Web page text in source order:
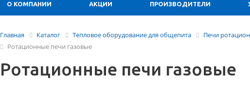
О КОМПАНИИ АКЦИИ ПРОИЗВОДИТЕЛИ
Главная Каталог Тепловое оборудование для общепита
Печи
Ротационные печи газовые
Ротационные печи газовые